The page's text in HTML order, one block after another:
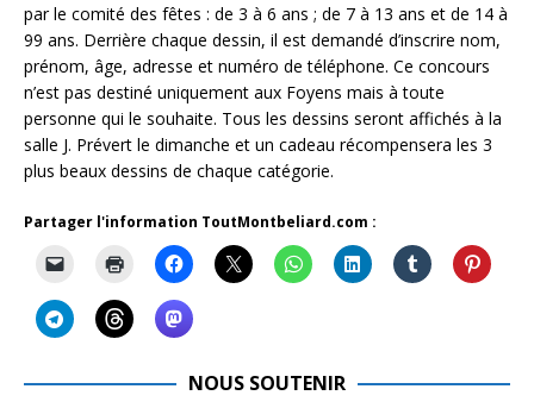
par le comité des fêtes : de 3 à 6 ans ; de 7 à 13 ans et de 14 à
99 ans. Derrière chaque dessin, il est demandé d’inscrire nom,
prénom, âge, adresse et numéro de téléphone. Ce concours
n’est pas destiné uniquement aux Foyens mais à toute
personne qui le souhaite. Tous les dessins seront affichés à la
salle J. Prévert le dimanche et un cadeau récompensera les 3
plus beaux dessins de chaque catégorie.
Partager l'information ToutMontbeliard.com :
NOUS SOUTENIR